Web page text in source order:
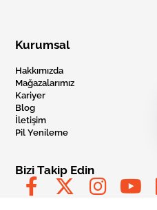
Kurumsal
Hakkımızda
Mağazalarımız
Kariyer
Blog
İletişim
Pil Yenileme
Bizi Takip Edin